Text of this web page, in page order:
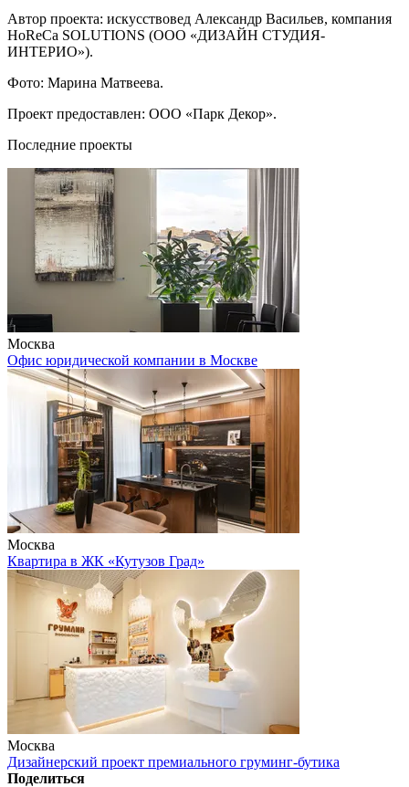
Автор проекта: искусствовед Александр Васильев, компания
HoReCa SOLUTIONS (ООО «ДИЗАЙН СТУДИЯ-
ИНТЕРИО»).
Фото: Марина Матвеева.
Проект предоставлен: ООО «Парк Декор».
Последние проекты
Москва
Офис юридической компании в Москве
Москва
Квартира в ЖК «Кутузов Град»
Москва
Дизайнерский проект премиального груминг-бутика
Поделиться